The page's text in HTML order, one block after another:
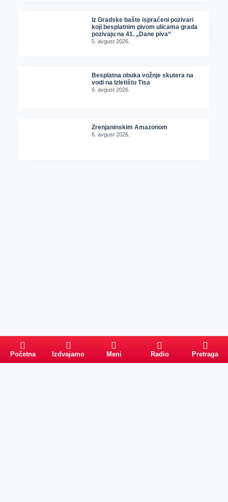
Iz Gradske bašte ispraćeni pozivari
koji besplatnim pivom ulicama grada
pozivaju na 41. „Dane piva“
5. avgust 2026.
Besplatna obuka vožnje skutera na
vodi na Izletištu Tisa
6. avgust 2026.
Zrenjaninskim Amazonom
6. avgust 2026.
Početna Izdvajamo Meni Radio Pretraga